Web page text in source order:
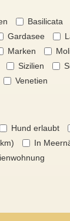
Basilicata
Gardasee
Marken
Sizilien
Venetien
Hund erlaubt
In